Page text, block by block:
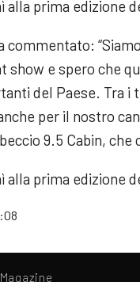
commentato:
show e spero che
del Paese. Tra i
per il nostro
9.5 Cabin, che